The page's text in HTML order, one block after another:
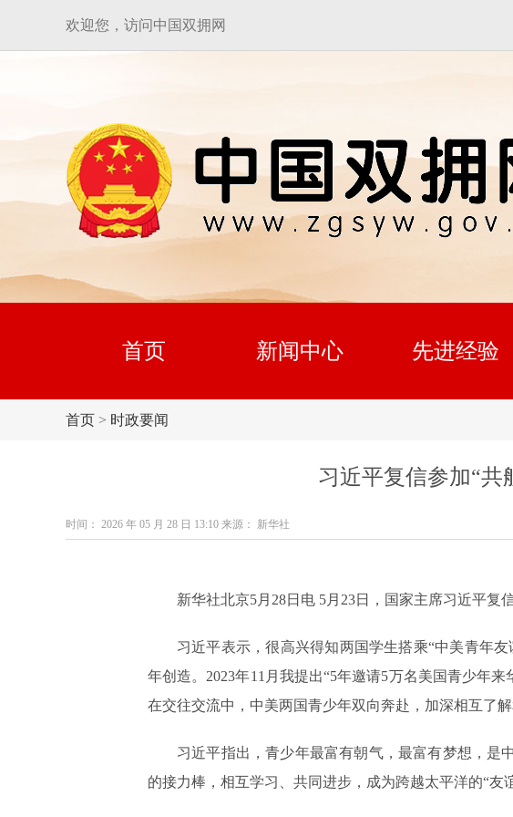
欢迎您，访问中国双拥网
首页 新闻中心 先进经验
首页 > 时政要闻
习近平复信参加“共
时间： 2026 年 05 月 28 日 13:10 来源： 新华社
新华社北京5月28日电 5月23日，国家主席习近平复
习近平表示，很高兴得知两国学生搭乘“中美青年
年创造。2023年11月我提出“5年邀请5万名美国青少年
在交往交流中，中美两国青少年双向奔赴，加深相互了
习近平指出，青少年最富有朝气，最富有梦想，是
的接力棒，相互学习、共同进步，成为跨越太平洋的“友